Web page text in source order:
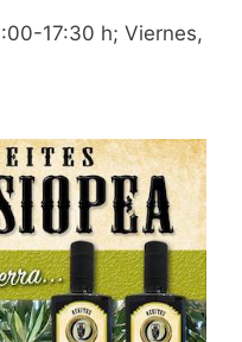
17:30 h; Viernes,